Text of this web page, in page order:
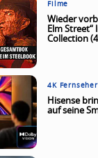
Filme
Wieder
Elm
Collection
4K Fernseher
Hisense
auf seine